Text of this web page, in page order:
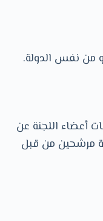
من نفس الدولة.
أعضاء اللجنة عن
مرشحين من قبل